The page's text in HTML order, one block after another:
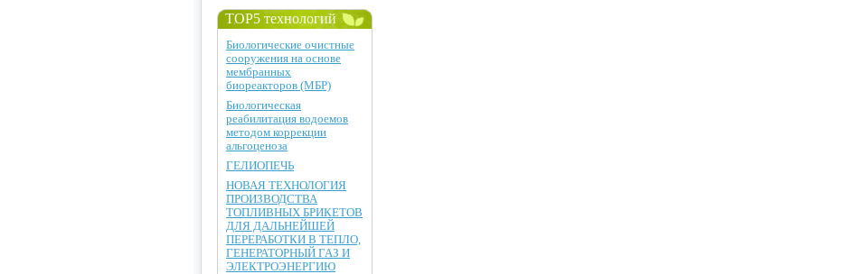
TOP5 технологий
Биологические очистные
сооружения на основе
мембранных
биореакторов (МБР)
Биологическая
реабилитация водоемов
методом коррекции
альгоценоза
ГЕЛИОПЕЧЬ
НОВАЯ ТЕХНОЛОГИЯ
ПРОИЗВОДСТВА
ТОПЛИВНЫХ БРИКЕТОВ
ДЛЯ ДАЛЬНЕЙШЕЙ
ПЕРЕРАБОТКИ В ТЕПЛО,
ГЕНЕРАТОРНЫЙ ГАЗ И
ЭЛЕКТРОЭНЕРГИЮ